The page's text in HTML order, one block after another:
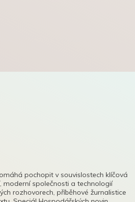
pochopit v souvislostech klíčová
společnosti a technologií
rozhovorech, příběhové žurnalistice